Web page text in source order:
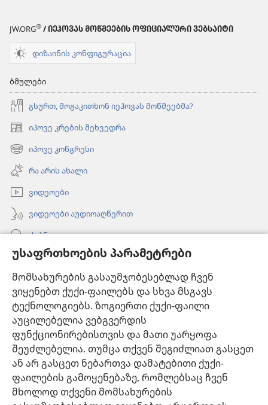
უსაფრთხოების პარამეტრები
მომსახურების გასაუმჯობესებლად ჩვენ
ვიყენებთ ქუქი-ფაილებს და სხვა მსგავს
ტექნოლოგიებს. ზოგიერთი ქუქი-ფაილი
აუცილებელია ვებგვერდის
ფუნქციონირებისთვის და მათი უარყოფა
შეუძლებელია. თუმცა თქვენ შეგიძლიათ გასცეთ
ან არ გასცეთ ნებართვა დამატებითი ქუქი-
ფაილების გამოყენებაზე, რომლებსაც ჩვენ
მხოლოდ თქვენი მომსახურების
JW.ORG® / ᲘᲔᲰᲝᲕᲐᲡ ᲛᲝᲬᲛᲔᲔᲑᲘᲡ ᲝᲤᲘᲪᲘᲐᲚᲣᲠᲘ ᲕᲔᲑᲡᲐᲘᲢᲘ
დიზაინის კონფიგურაცია
ბმულები
გსურთ, მოგაკითხონ იეჰოვას მოწმეებმა?
იპოვე კრების შეხვედრა
(გაიხსნება
ახალი
ფანჯარა)
იპოვე კონგრესი
(გაიხსნება
ახალი
ფანჯარა)
რა არის ახალი
ვიდეოები
ვიდეოები აუდიოაღწერით
ძებნა
ინფორმაცია ექიმებისთვის
ინფორმაცია ოფიციალური პირებისთვის
დახმარება
შესაწირავები
(გაიხსნება
ახალი
ფანჯარა)საგუშაგო კოშკის ონლაინ ბიბლიოთეკა™
(გაიხსნება
ახალი
ფანჯარა)JW Hub
(გაიხსნება